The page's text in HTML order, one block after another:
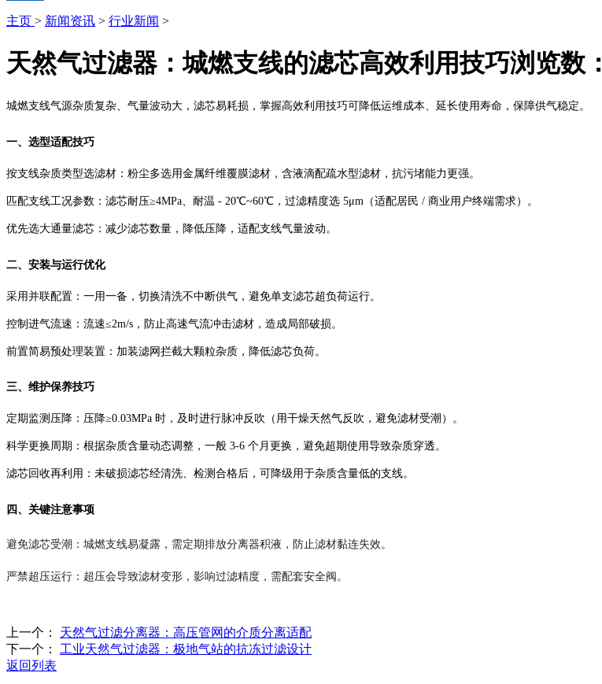
主页 > 新闻资讯 > 行业新闻 >
天然气过滤器：城燃支线的滤芯高效利用技巧浏览数：
城燃支线气源杂质复杂、气量波动大，滤芯易耗损，掌握高效利用技巧可降低运维成本、延长使用寿命，保障供气稳定。
一、选型适配技巧
按支线杂质类型选滤材：粉尘多选用金属纤维覆膜滤材，含液滴配疏水型滤材，抗污堵能力更强。
匹配支线工况参数：滤芯耐压≥4MPa、耐温 - 20℃~60℃，过滤精度选 5μm（适配居民 / 商业用户终端需求）。
优先选大通量滤芯：减少滤芯数量，降低压降，适配支线气量波动。
二、安装与运行优化
采用并联配置：一用一备，切换清洗不中断供气，避免单支滤芯超负荷运行。
控制进气流速：流速≤2m/s，防止高速气流冲击滤材，造成局部破损。
前置简易预处理装置：加装滤网拦截大颗粒杂质，降低滤芯负荷。
三、维护保养技巧
定期监测压降：压降≥0.03MPa 时，及时进行脉冲反吹（用干燥天然气反吹，避免滤材受潮）。
科学更换周期：根据杂质含量动态调整，一般 3-6 个月更换，避免超期使用导致杂质穿透。
滤芯回收再利用：未破损滤芯经清洗、检测合格后，可降级用于杂质含量低的支线。
四、关键注意事项
避免滤芯受潮：城燃支线易凝露，需定期排放分离器积液，防止滤材黏连失效。
严禁超压运行：超压会导致滤材变形，影响过滤精度，需配套安全阀。
上一个：
天然气过滤分离器：高压管网的介质分离适配
下一个：
工业天然气过滤器：极地气站的抗冻过滤设计
返回列表